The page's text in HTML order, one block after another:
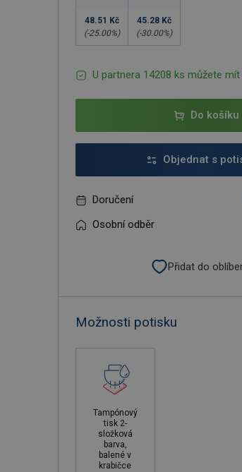
48.51 Kč
(-25.00%)
45.28 Kč
(-30.00%)
U partnera 14208 ks můžete mít
Do košíku
Objednat s
Doručení
Osobní odběr
Přidat do
Možnosti potisku
Tampónový
tisk 2-
složková
barva,
balené v
krabičce